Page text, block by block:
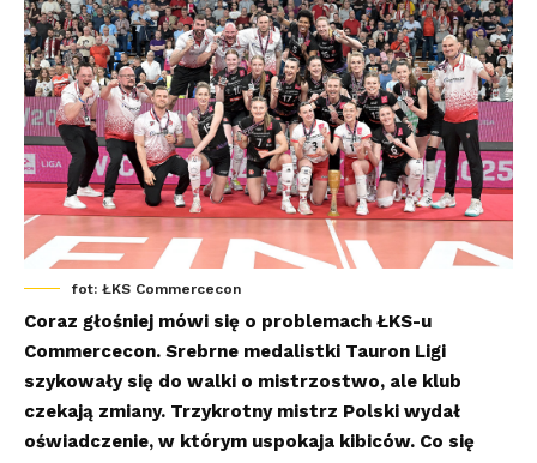
fot: ŁKS Commercecon
Coraz głośniej mówi się o problemach ŁKS-u
Commercecon. Srebrne medalistki Tauron Ligi
szykowały się do walki o mistrzostwo, ale klub
czekają zmiany. Trzykrotny mistrz Polski wydał
oświadczenie, w którym uspokaja kibiców. Co się